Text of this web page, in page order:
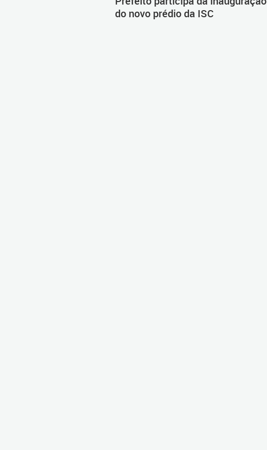
do novo prédio da ISC